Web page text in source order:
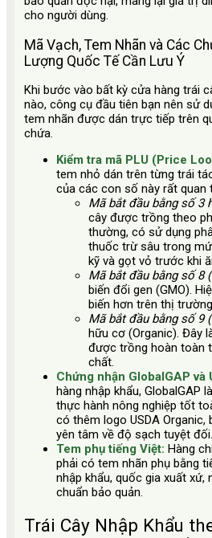
cho người dùng.
Mã Vạch, Tem Nhãn và Các
Lượng Quốc Tế Cần Lưu Ý
Khi bước vào bất kỳ cửa hàng trái
nào, công cụ đầu tiên bạn nên sử
tem nhãn được dán trực tiếp trên
chứa.
Kiểm tra mã PLU (Price
tem nhỏ dán trên từng trái
của các con số này rất quan
Mã bắt đầu bằng số 3
cây được trồng theo
thường, có sử dụng
thuốc trừ sâu trong
kỹ và gọt vỏ trước khi
Mã bắt đầu bằng số 8
biến đổi gen (GMO).
biến hơn trên thị
Mã bắt đầu bằng số 9
hữu cơ (Organic). Đây
được trồng hoàn toàn
chất.
Chứng nhận GlobalGAP và
hàng nhập khẩu, GlobalGAP
thực hành nông nghiệp tốt
có thêm logo USDA
yên tâm về độ sạch tuyệt đối.
Tem phụ tiếng Việt: Hàng
phải có tem nhãn phụ bằng
nhập khẩu, quốc gia xuất xứ,
chuẩn bảo quản.
Trái Cây Nhập Khẩu